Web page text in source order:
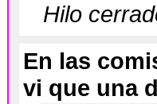
Hilo
En las
vi que una